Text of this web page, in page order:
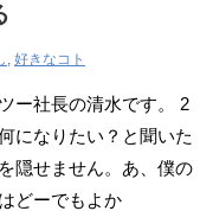
, 好きなコト
ー社長の清水です。 2
になりたい？と聞いた
隠せません。あ、僕の
どーでもよか